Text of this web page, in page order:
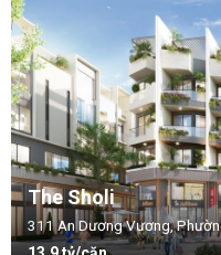
The Sholi
311 An Dương Vương,